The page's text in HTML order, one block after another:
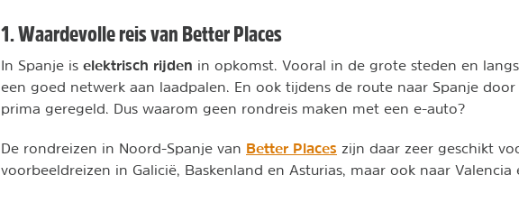
1. Waardevolle reis van Better Places
In Spanje is elektrisch rijden in opkomst. Vooral in de grote steden en
een goed netwerk aan laadpalen. En ook tijdens de route naar Spanje door
prima geregeld. Dus waarom geen rondreis maken met een e-auto?
De rondreizen in Noord-Spanje van Better Places zijn daar zeer geschikt
voorbeeldreizen in Galicië, Baskenland en Asturias, maar ook naar Valencia